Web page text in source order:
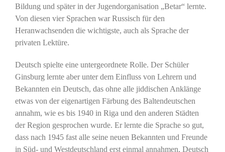
Bildung und später in der Jugendorganisation „Betar“ lernte.
Von diesen vier Sprachen war Russisch für den
Heranwachsenden die wichtigste, auch als Sprache der
privaten Lektüre.
Deutsch spielte eine untergeordnete Rolle. Der Schüler
Ginsburg lernte aber unter dem Einfluss von Lehrern und
Bekannten ein Deutsch, das ohne alle jiddischen Anklänge
etwas von der eigenartigen Färbung des Baltendeutschen
annahm, wie es bis 1940 in Riga und den anderen Städten
der Region gesprochen wurde. Er lernte die Sprache so gut,
dass nach 1945 fast alle seine neuen Bekannten und Freunde
in Süd- und Westdeutschland erst einmal annahmen, Deutsch